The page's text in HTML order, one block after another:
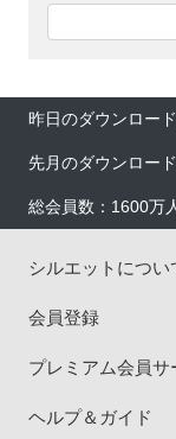
昨日のダウンロー
先月のダウンロー
総会員数：1600万
シルエットについ
会員登録
プレミアム会員サ
ヘルプ＆ガイド